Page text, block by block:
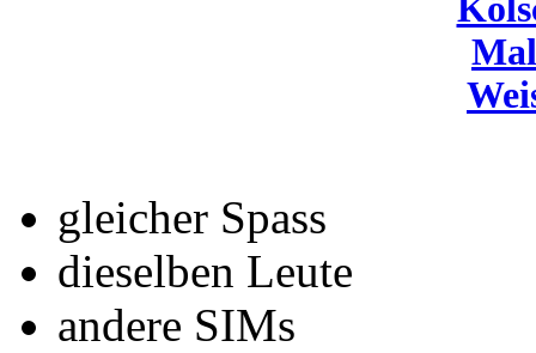
gleicher Spass
dieselben Leute
andere SIMs